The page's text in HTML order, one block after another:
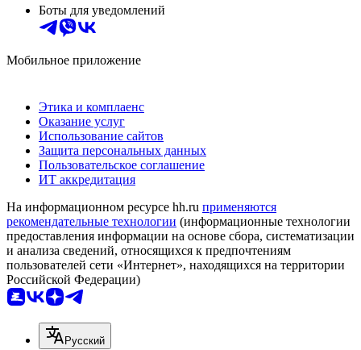
Боты для уведомлений
Мобильное приложение
Этика и комплаенс
Оказание услуг
Использование сайтов
Защита персональных данных
Пользовательское соглашение
ИТ аккредитация
На информационном ресурсе hh.ru применяются
рекомендательные технологии (информационные технологии
предоставления информации на основе сбора, систематизации
и анализа сведений, относящихся к предпочтениям
пользователей сети «Интернет», находящихся на территории
Российской Федерации)
Русский